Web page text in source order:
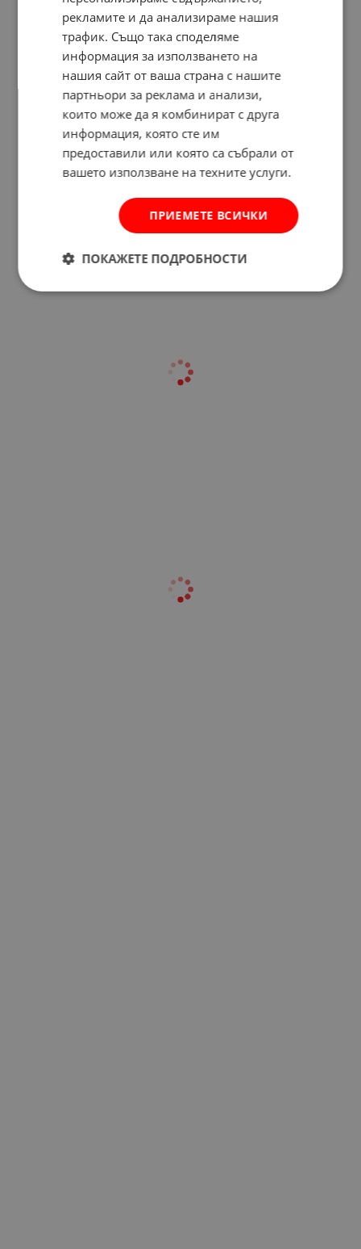
Отзиви към продукт
КОМЕНТИРАЙ
рекламите и да анализираме нашия
трафик. Също така споделяме
информация за използването на
нашия сайт от ваша страна с нашите
партньори за реклама и анализи,
които може да я комбинират с друга
информация, която сте им
предоставили или която са събрали от
вашето използване на техните услуги.
ПРИЕМЕТЕ ВСИЧКИ
ПОКАЖЕТЕ ПОДРОБНОСТИ